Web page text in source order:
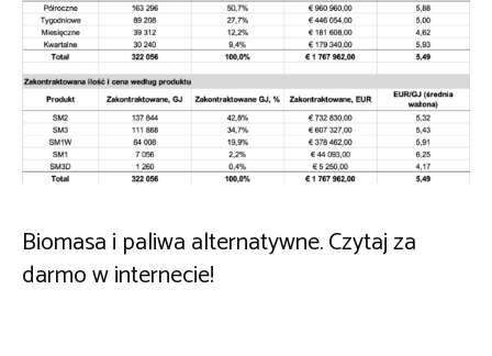
Biomasa i paliwa alternatywne. Czytaj za
darmo w internecie!